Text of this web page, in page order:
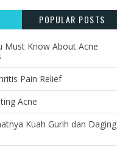
POPULAR POSTS
Must Know About Acne
Pain Relief
Acne
Kuah Gurih dan Daging